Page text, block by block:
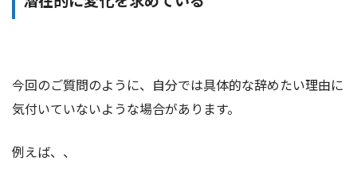
今回のご質問のように、自分では具体的な辞めたい理由に
気付いていないような場合があります。
例えば、、